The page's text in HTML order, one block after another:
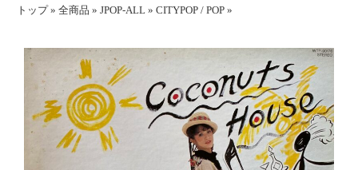
トップ» 全商品 » JPOP-ALL » CITYPOP / POP »